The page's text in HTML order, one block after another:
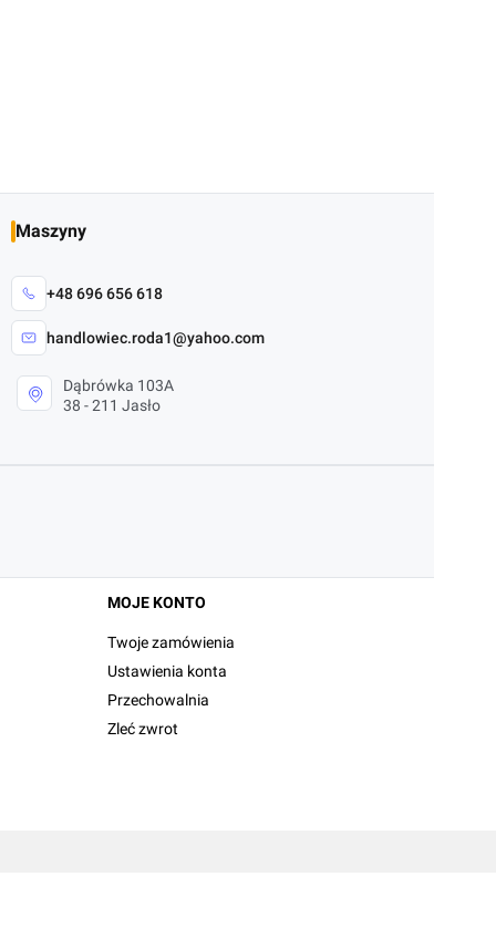
Maszyny
+48 696 656 618
handlowiec.roda1@yahoo.com
Dąbrówka 103A
38 - 211 Jasło
MOJE KONTO
Twoje zamówienia
Ustawienia konta
Przechowalnia
Zleć zwrot